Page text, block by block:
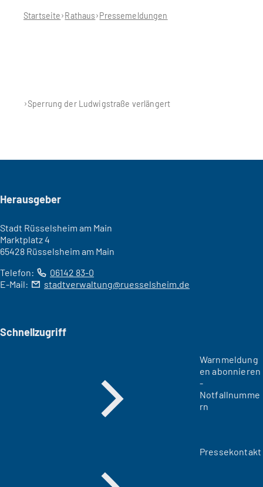
Startseite Rathaus Pressemeldungen
Sperrung der Ludwigstraße verlängert
Seitenfuß
Herausgeber
Stadt Rüsselsheim am Main
Marktplatz 4
65428 Rüsselsheim am Main
Telefon:
06142 83-0
E-Mail:
stadtverwaltung ruesselsheim de
Schnellzugriff
Warnmeldung
en abonnieren
-
Notfallnumme
rn
Pressekontakt